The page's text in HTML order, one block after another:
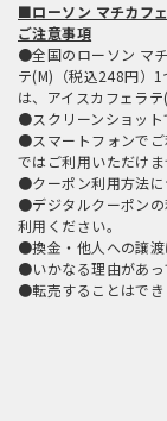
■ローソン マチカフ
ご注意事項
●全国のローソン マ
テ(M)（税込248円）
は、アイスカフェラ
●スクリーンショット
●スマートフォンでご
ではご利用いただけま
●クーポン利用方法に
●デジタルクーポン
利用ください。
●換金・他人への譲渡
●いかなる理由があっ
●転売することはでき